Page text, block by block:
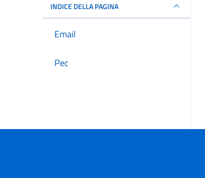
INDICE DELLA PAGINA
Email
Pec